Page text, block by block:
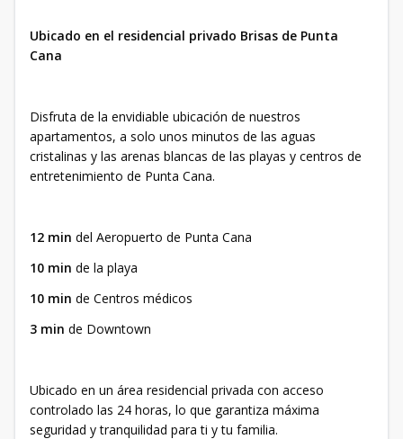
Ubicado en el residencial privado Brisas de Punta
Cana
Disfruta de la envidiable ubicación de nuestros
apartamentos, a solo unos minutos de las aguas
cristalinas y las arenas blancas de las playas y centros de
entretenimiento de Punta Cana.
12 min del Aeropuerto de Punta Cana
10 min de la playa
10 min de Centros médicos
3 min de Downtown
Ubicado en un área residencial privada con acceso
controlado las 24 horas, lo que garantiza máxima
seguridad y tranquilidad para ti y tu familia.